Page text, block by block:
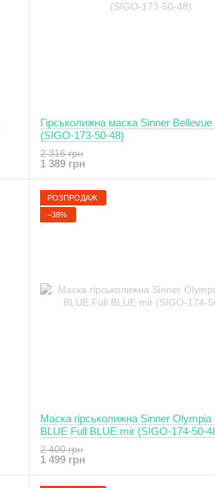
Гірськолижна маска Sinner Bellevue
(SIGO-173-50-48)
2 316 грн
1 389 грн
РОЗПРОДАЖ
−38%
Маска гірськолижна Sinner Olympia
BLUE Full BLUE mir (SIGO-174-50-
2 400 грн
1 499 грн